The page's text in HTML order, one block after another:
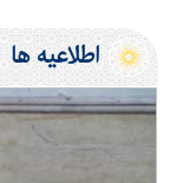
اطلاعیه ها